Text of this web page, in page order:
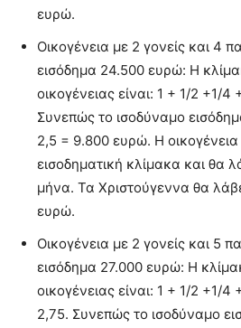
ευρώ.
Οικογένεια με 2 γονείς και 4
εισόδημα 24.500 ευρώ: Η
οικογένειας είναι: 1 + 1/2 +1/
Συνεπώς το ισοδύναμο
2,5 = 9.800 ευρώ. Η
εισοδηματική κλίμακα και θα
μήνα. Τα Χριστούγεννα θα
ευρώ.
Οικογένεια με 2 γονείς και 5
εισόδημα 27.000 ευρώ: Η
οικογένειας είναι: 1 + 1/2 +1/
2,75. Συνεπώς το ισοδύναμο